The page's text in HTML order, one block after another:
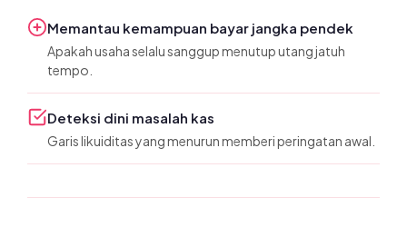
Memantau kemampuan bayar jangka pendek
Apakah usaha selalu sanggup menutup utang jatuh
tempo.
Deteksi dini masalah kas
Garis likuiditas yang menurun memberi peringatan awal.